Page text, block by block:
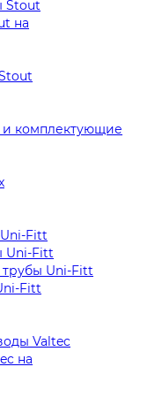
Stout
на
и комплектующие
Fitt
Uni-Fitt
Uni-Fitt
Fitt
Valtec
на